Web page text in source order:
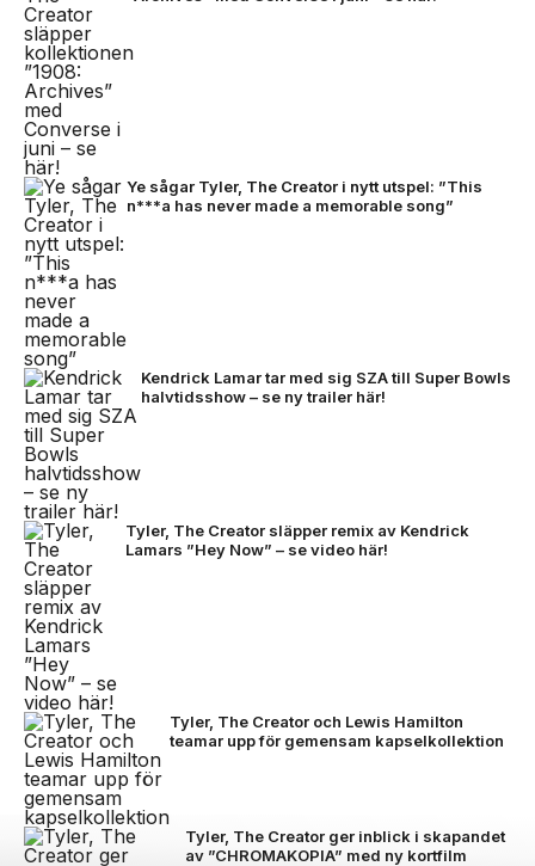
Ye sågar Tyler, The Creator i nytt utspel: ”This
n***a has never made a memorable song”
Kendrick Lamar tar med sig SZA till Super Bowls
halvtidsshow – se ny trailer här!
Tyler, The Creator släpper remix av Kendrick
Lamars ”Hey Now” – se video här!
Tyler, The Creator och Lewis Hamilton
teamar upp för gemensam kapselkollektion
Tyler, The Creator ger inblick i skapandet
av ”CHROMAKOPIA” med ny kortfilm